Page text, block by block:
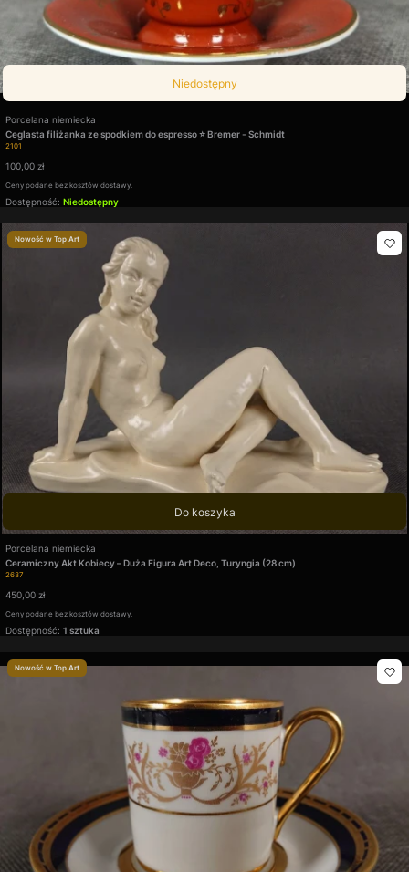
Niedostępny
Kod produktu
2101
Ceglasta filiżanka ze spodkiem do espresso ⭐ Bremer - Schmidt
Producent
Porcelana niemiecka
Cena
100,00 zł
Ceny podane bez kosztów dostawy.
Dostępność: Niedostępny
Nowość w Top Art
Do koszyka
Kod produktu
2637
Ceramiczny Akt Kobiecy – Duża Figura Art Deco, Turyngia (28 cm)
Producent
Porcelana niemiecka
Cena
450,00 zł
Ceny podane bez kosztów dostawy.
Dostępność: 1 sztuka
Nowość w Top Art